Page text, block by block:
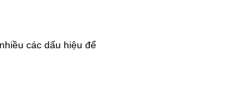
các dấu hiệu để